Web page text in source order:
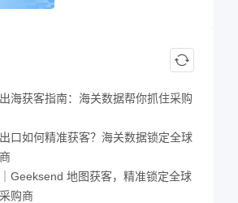
海获客指南：海关数据帮你抓住采购
口如何精准获客？海关数据锁定全球
Geeksend 地图获客，精准锁定全球
购商